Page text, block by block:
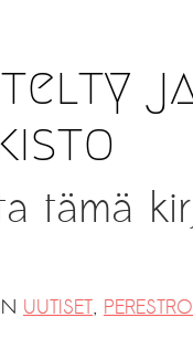
tämä
UUTISET,